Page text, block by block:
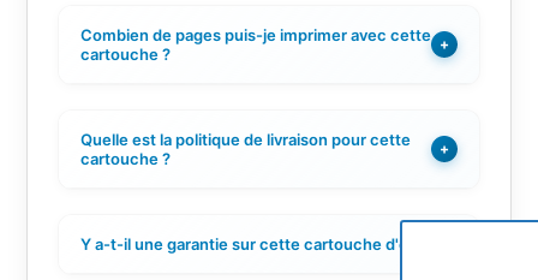
Combien de pages puis-je imprimer avec cette
cartouche ?
+
Quelle est la politique de livraison pour cette
cartouche ?
+
Y a-t-il une garantie sur cette cartouche d'encre ?